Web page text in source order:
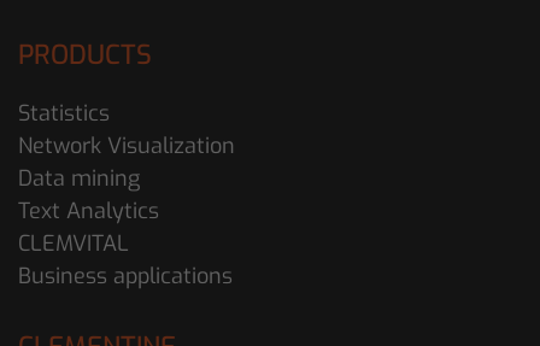
PRODUCTS
Statistics
Network Visualization
Data mining
Text Analytics
CLEMVITAL
Business applications